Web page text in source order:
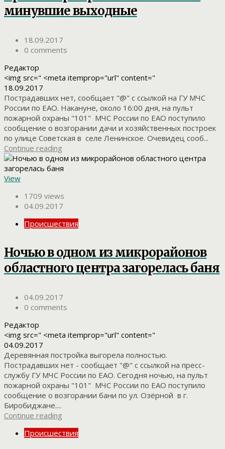
минувшие выходные
18.09.2017
0 comments
Редактор
<img src=" <meta itemprop="url" content="
18.09.2017
Пострадавших нет, сообщает "@" с ссылкой на ГУ МЧС
России по ЕАО. Накануне, около 16:00 дня, на пульт
пожарной охраны "101" МЧС России по ЕАО поступило
сообщение о возгорании дачи и хозяйственных построек
по улице Советская в селе Ленинское. Очевидец сооб...
Continue reading
View
1709 views
04.09.2017
Происшествия
Ночью в одном из микрорайонов
областного центра загорелась баня
04.09.2017
0 comments
Редактор
<img src=" <meta itemprop="url" content="
04.09.2017
Деревянная постройка выгорела полностью.
Пострадавших нет - сообщает "@" с ссылкой на пресс-
службу ГУ МЧС России по ЕАО. Сегодня ночью, на пульт
пожарной охраны "101" МЧС России по ЕАО поступило
сообщение о возгорании бани по ул. Озёрной в г.
Биробиджане....
Continue reading
Происшествия